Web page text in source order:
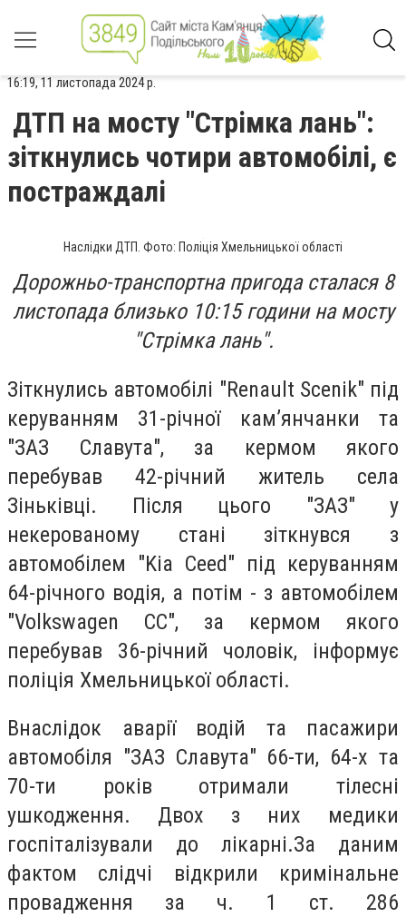
16:19, 11 листопада 2024 р.
ДТП на мосту "Стрімка лань":
зіткнулись чотири автомобілі, є
постраждалі
Наслідки ДТП. Фото: Поліція Хмельницької області
Дорожньо-транспортна пригода сталася 8
листопада близько 10:15 години на мосту
"Стрімка лань".
Зіткнулись автомобілі "Renault Scenik" під
керуванням 31-річної камʼянчанки та
"ЗАЗ Славута", за кермом якого
перебував 42-річний житель села
Зіньківці. Після цього "ЗАЗ" у
некерованому стані зіткнувся з
автомобілем "Kia Ceed" під керуванням
64-річного водія, а потім - з автомобілем
"Volkswagen CC", за кермом якого
перебував 36-річний чоловік, інформує
поліція Хмельницької області.
Внаслідок аварії водій та пасажири
автомобіля "ЗАЗ Славута" 66-ти, 64-х та
70-ти років отримали тілесні
ушкодження. Двох з них медики
госпіталізували до лікарні.За даним
фактом слідчі відкрили кримінальне
провадження за ч. 1 ст. 286